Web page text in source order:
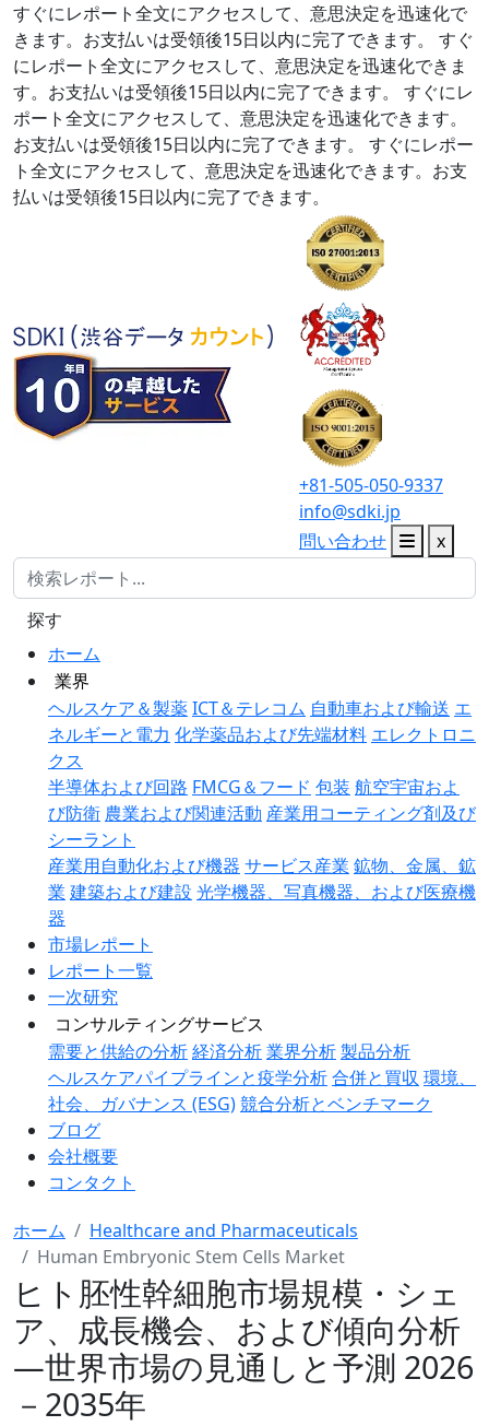
すぐにレポート全文にアクセスして、意思決定を迅速化で
きます。お支払いは受領後15日以内に完了できます。
すぐ
にレポート全文にアクセスして、意思決定を迅速化できま
す。お支払いは受領後15日以内に完了できます。
すぐにレ
ポート全文にアクセスして、意思決定を迅速化できます。
お支払いは受領後15日以内に完了できます。
すぐにレポー
ト全文にアクセスして、意思決定を迅速化できます。お支
払いは受領後15日以内に完了できます。
+81-505-050-9337
info@sdki.jp
問い合わせ
x
ホーム
業界
ヘルスケア＆製薬ICT＆テレコム 自動車および輸送 エ
ネルギーと電力 化学薬品および先端材料 エレクトロニ
クス
半導体および回路 FMCG＆フード 包装 航空宇宙およ
び防衛 農業および関連活動 産業用コーティング剤及び
シーラント
産業用自動化および機器 サービス産業 鉱物、金属、鉱
業 建築および建設 光学機器、写真機器、および医療機
器
市場レポート
レポート一覧
一次研究
コンサルティングサービス
需要と供給の分析経済分析業界分析製品分析
ヘルスケアパイプラインと疫学分析合併と買収 環境、
社会、ガバナンス (ESG)競合分析とベンチマーク
ブログ
会社概要
コンタクト
探す
ホーム
Healthcare and Pharmaceuticals
Human Embryonic Stem Cells Market
ヒト胚性幹細胞市場規模・シェ
ア、成長機会、および傾向分析
―世界市場の見通しと予測 2026
－2035年